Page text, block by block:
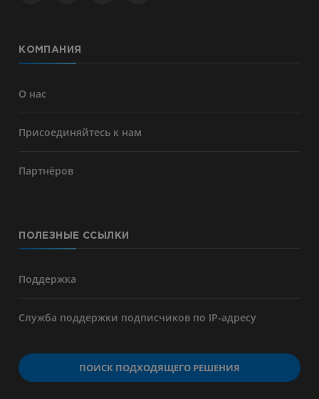
КОМПАНИЯ
О нас
Присоединяйтесь к нам
Партнёров
ПОЛЕЗНЫЕ ССЫЛКИ
Поддержка
Служба поддержки подписчиков по IP-адресу
ПОИСК ПОДХОДЯЩЕГО РЕШЕНИЯ